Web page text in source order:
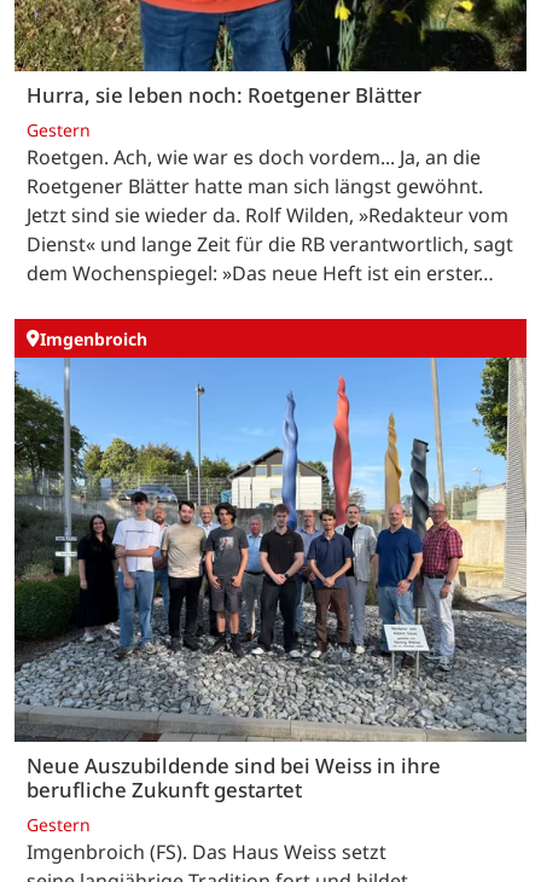
Hurra, sie leben noch: Roetgener Blätter
Gestern
Roetgen. Ach, wie war es doch vordem... Ja, an die
Roetgener Blätter hatte man sich längst gewöhnt.
Jetzt sind sie wieder da. Rolf Wilden, »Redakteur vom
Dienst« und lange Zeit für die RB verantwortlich, sagt
dem Wochenspiegel: »Das neue Heft ist ein erster…
Imgenbroich
Neue Auszubildende sind bei Weiss in ihre
berufliche Zukunft gestartet
Gestern
Imgenbroich (FS). Das Haus Weiss setzt